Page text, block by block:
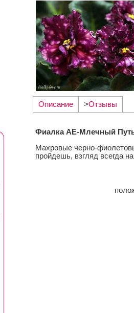
Описание >Отзывы
Фиалка АЕ-Млечный
Махровые черно-
пройдешь, взгляд всегда